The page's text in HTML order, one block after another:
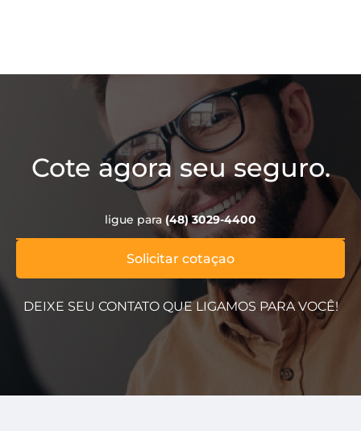
Cote agora seu seguro.
Solicitar cotaçao
ligue para (48) 3029-4400
DEIXE SEU CONTATO QUE LIGAMOS PARA VOCÊ!